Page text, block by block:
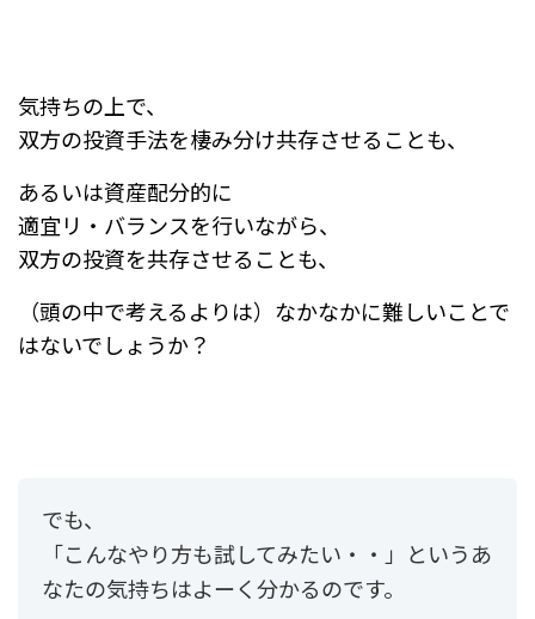
気持ちの上で、
双方の投資手法を棲み分け共存させることも、
あるいは資産配分的に
適宜リ・バランスを行いながら、
双方の投資を共存させることも、
（頭の中で考えるよりは）なかなかに難しいことで
はないでしょうか？
でも、
「こんなやり方も試してみたい・・」というあ
なたの気持ちはよーく分かるのです。